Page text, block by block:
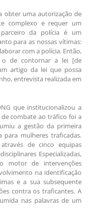
obter uma autorização de
complexo e requer um
da polícia é um
para as nossas vítimas:
com a polícia. Então,
de contornar a lei [de
artigo da lei que possa
entrevista realizada em
que institucionalizou a
combate ao tráfico foi a
a gestão da primeira
para mulheres traficadas.
de cinco equipas
Especializadas,
motor de intervenções
na identificação
e a sua subsequente
contra os traficantes. A
nas palavras de um